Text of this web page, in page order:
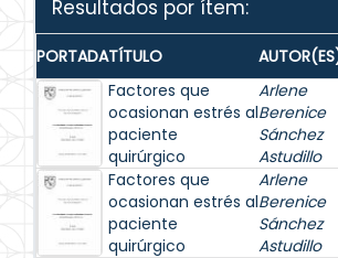
Resultados por ítem:
PORTADATÍTULO
Factores que
ocasionan estrés al
paciente
quirúrgico
Arlene
Berenice
Sánchez
Astudillo
Factores que
ocasionan estrés al
paciente
quirúrgico
Arlene
Berenice
Sánchez
Astudillo